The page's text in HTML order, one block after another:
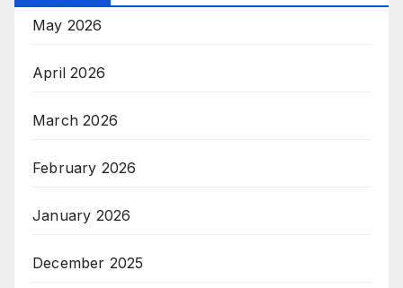
May 2026
April 2026
March 2026
February 2026
January 2026
December 2025